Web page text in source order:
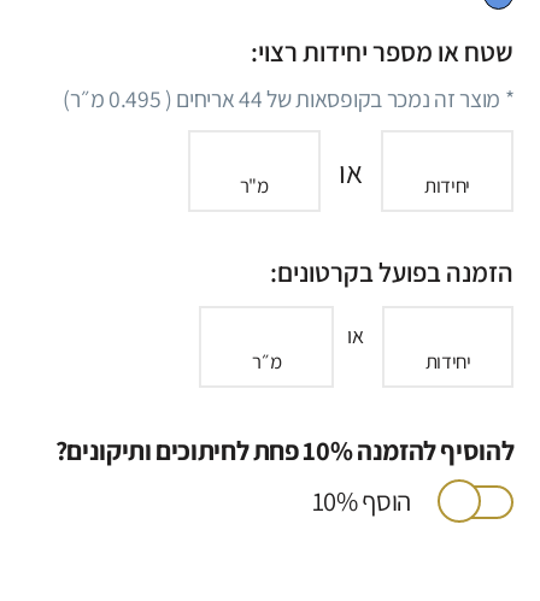
שטח או מספר יחידות רצוי:
* מוצר זה נמכר בקופסאות של44אריחים (0.495מ״ר)
יחידות או מ"ר
הזמנה בפועל בקרטונים:
יחידות
או
מ״ר
להוסיף להזמנה 10% פחת לחיתוכים ותיקונים?
הוסף 10%